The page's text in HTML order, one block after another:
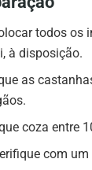
todos os
à disposição.
as
coza entre
com